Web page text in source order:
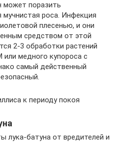
может поразить
мучнистая роса. Инфекция
плесенью, и они
средством от этой
2-3 обработки растений
медного купороса с
самый действенный
к периоду покоя
лука-батуна от вредителей и